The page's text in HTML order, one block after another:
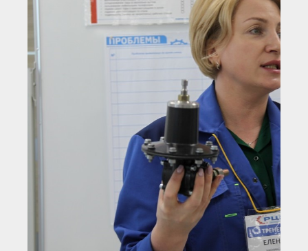
Общественный контроль
Политика информационной
открытости
Антикоррупционная политика
Орган надзора
Охрана труда
Видеоматериалы
Членство в НКО
Работа в Общественных советах
Законодательство РФ по
техническим регламентам
Повышение квалификации,
профессиональная
переподготовка